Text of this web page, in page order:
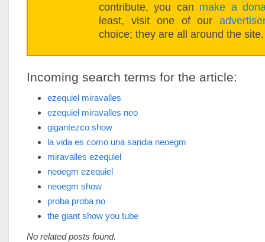
contribute, you can make a
least, visit one of our
choice; they are all around the site.
Incoming search terms for the article:
ezequiel miravalles
ezequiel miravalles neo
gigantezco show
la vida es como una sandia neoegm
miravalles ezequiel
neoegm ezequiel
neoegm show
proba proba no
the giant show you tube
No related posts found.